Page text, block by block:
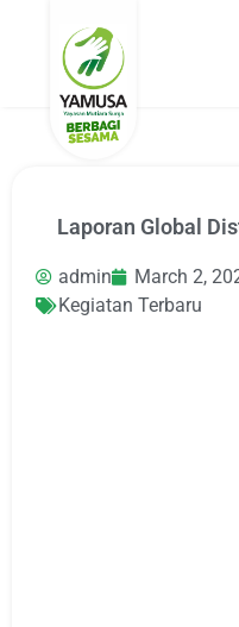
Laporan Global
admin March 2,
Kegiatan Terbaru